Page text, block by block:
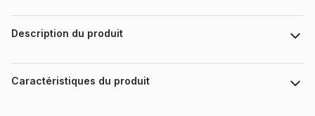
Description du produit
Interlitho Licensing GmbH
Caractéristiques du produit